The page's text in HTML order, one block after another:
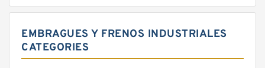
EMBRAGUES Y FRENOS INDUSTRIALES
CATEGORIES